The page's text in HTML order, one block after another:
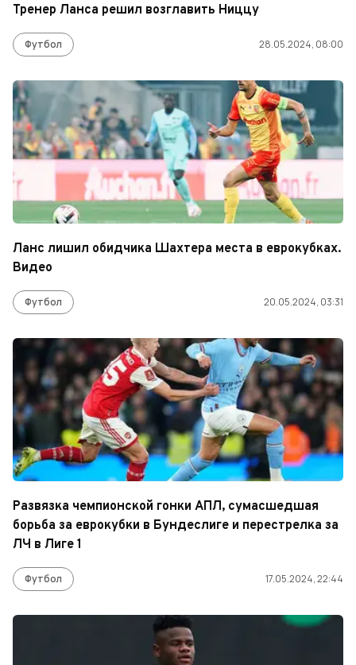
Тренер Ланса решил возглавить Ниццу
Футбол 28.05.2024, 08:00
Ланс лишил обидчика Шахтера места в еврокубках.
Видео
Футбол 20.05.2024, 03:31
Развязка чемпионской гонки АПЛ, сумасшедшая
борьба за еврокубки в Бундеслиге и перестрелка за
ЛЧ в Лиге 1
Футбол 17.05.2024, 22:44